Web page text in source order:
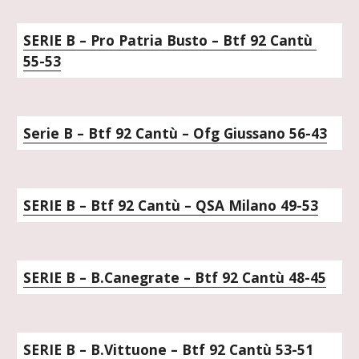
SERIE B – Pro Patria Busto – Btf 92 Cantù
55-53
Serie B – Btf 92 Cantù – Ofg Giussano 56-43
SERIE B – Btf 92 Cantù – QSA Milano 49-53
SERIE B – B.Canegrate – Btf 92 Cantù 48-45
SERIE B – B.Vittuone – Btf 92 Cantù 53-51